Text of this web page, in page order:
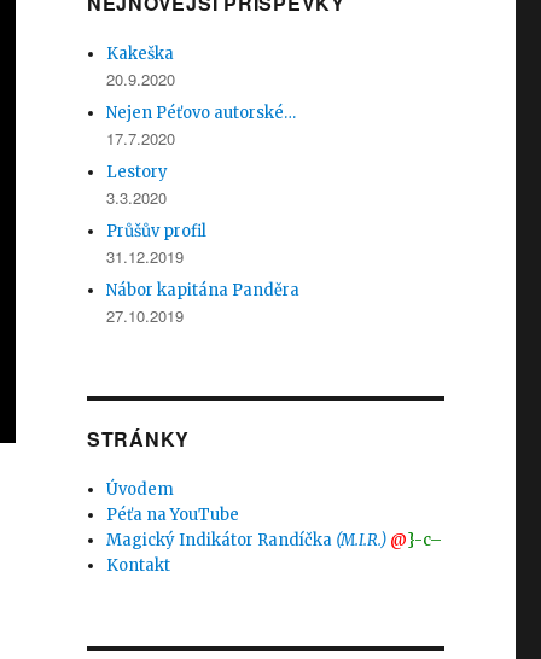
Kakeška
20.9.2020
Nejen Péťovo autorské…
17.7.2020
Lestory
3.3.2020
Průšův profil
31.12.2019
Nábor kapitána Panděra
27.10.2019
STRÁNKY
Úvodem
Péťa na YouTube
Magický Indikátor Randíčka (M.I.R.) @}-c–
Kontakt